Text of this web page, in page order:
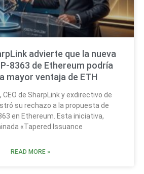
advierte que la nueva
8363 de Ethereum podría
mayor ventaja de ETH
de SharpLink y exdirectivo de
su rechazo a la propuesta de
en Ethereum. Esta iniciativa,
«Tapered Issuance
READ MORE »